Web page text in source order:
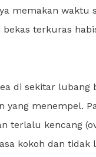
memakan waktu
terkuras
di sekitar
yang menempel.
terlalu kencang
kokoh dan